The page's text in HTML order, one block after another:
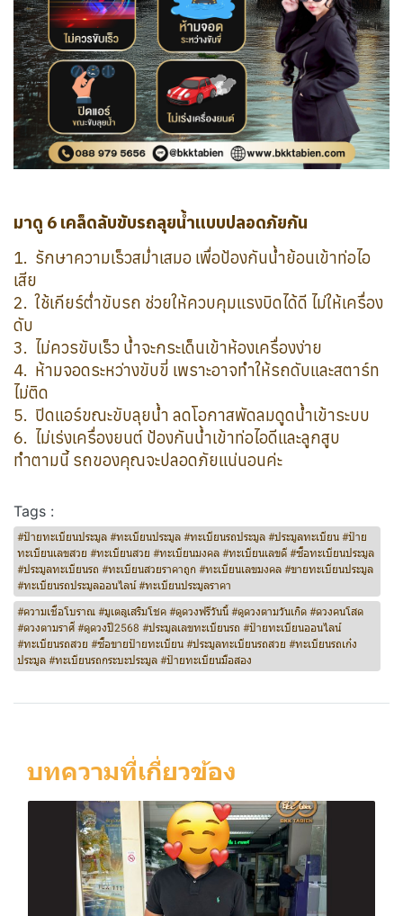
มาดู 6 เคล็ดลับขับรถลุยน้ำแบบปลอดภัยกัน
1️. รักษาความเร็วสม่ำเสมอ เพื่อป้องกันน้ำย้อนเข้าท่อไอ
เสีย
2️. ใช้เกียร์ต่ำขับรถ ช่วยให้ควบคุมแรงบิดได้ดี ไม่ให้เครื่อง
ดับ
3️. ไม่ควรขับเร็ว น้ำจะกระเด็นเข้าห้องเครื่องง่าย
4️. ห้ามจอดระหว่างขับขี่ เพราะอาจทำให้รถดับและสตาร์ท
ไม่ติด
5️. ปิดแอร์ขณะขับลุยน้ำ ลดโอกาสพัดลมดูดน้ำเข้าระบบ
6️. ไม่เร่งเครื่องยนต์ ป้องกันน้ำเข้าท่อไอดีและลูกสูบ
ทำตามนี้ รถของคุณจะปลอดภัยแน่นอนค่ะ
Tags :
#ป้ายทะเบียนประมูล #ทะเบียนประมูล #ทะเบียนรถประมูล #ประมูลทะเบียน #ป้าย
ทะเบียนเลขสวย #ทะเบียนสวย #ทะเบียนมงคล #ทะเบียนเลขดี #ซื้อทะเบียนประมูล
#ประมูลทะเบียนรถ #ทะเบียนสวยราคาถูก #ทะเบียนเลขมงคล #ขายทะเบียนประมูล
#ทะเบียนรถประมูลออนไลน์ #ทะเบียนประมูลราคา
#ความเชื่อโบราณ #มูเตลูเสริมโชค #ดูดวงฟรีวันนี้ #ดูดวงตามวันเกิด #ดวงคนโสด
#ดวงตามราศี #ดูดวงปี2568 #ประมูลเลขทะเบียนรถ #ป้ายทะเบียนออนไลน์
#ทะเบียนรถสวย #ซื้อขายป้ายทะเบียน #ประมูลทะเบียนรถสวย #ทะเบียนรถเก๋ง
ประมูล #ทะเบียนรถกระบะประมูล #ป้ายทะเบียนมือสอง
บทความที่เกี่ยวข้อง